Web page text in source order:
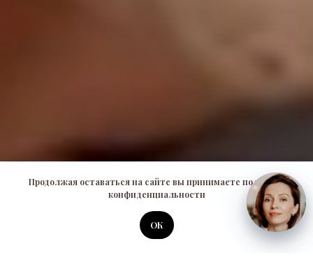
Продолжая оставаться на сайте вы принимаете политику
конфиденциальности
ОК